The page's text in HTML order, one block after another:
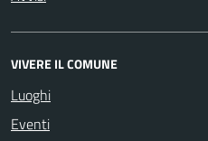
VIVERE IL COMUNE
Luoghi
Eventi